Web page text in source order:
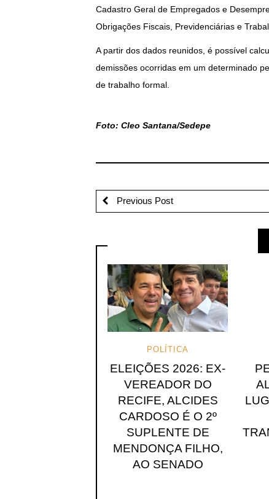
Cadastro Geral de Empregados e
Obrigações Fiscais, Previdenciárias e
A partir dos dados reunidos, é possível
demissões ocorridas em um determinado
de trabalho formal.
Foto: Cleo Santana/Sedepe
Previous Post
POLÍTICA
ELEIÇÕES 2026: EX-
VEREADOR DO
RECIFE, ALCIDES
CARDOSO É O 2º
SUPLENTE DE
MENDONÇA FILHO,
AO SENADO